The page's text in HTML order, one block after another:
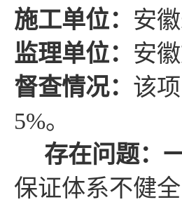
施工单位： 安
监理单位： 安
督查情况： 该
5%。
存在问题：
保证体系不健